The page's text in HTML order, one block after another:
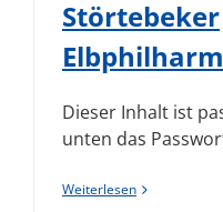
Störtebeker
Dieser Inhalt ist
unten das
Weiterlesen